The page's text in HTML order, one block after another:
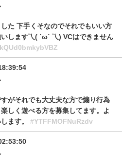
た 下手くそなのでそれでもいい方
します乁( ˙ω˙ 乁) VCはできません
がそれでも大丈夫な方で煽り行為
しく遊べる方を募集してます。よ
ます。 #YTFFMOFNuRzdv